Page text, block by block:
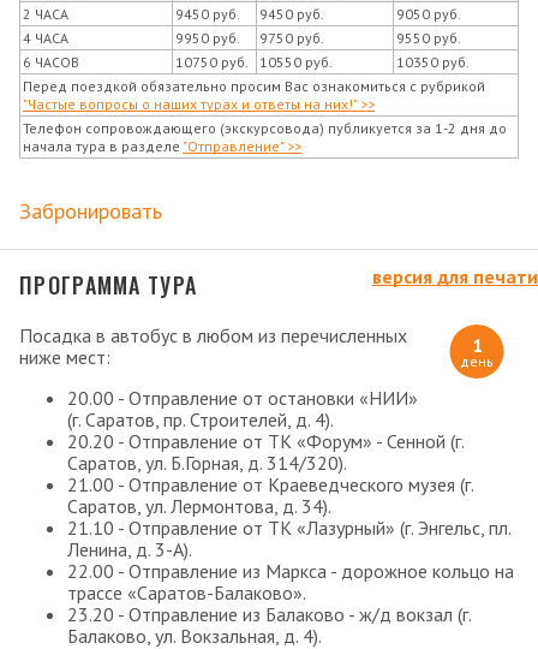
2 ЧАСА
9450 руб. 9450 руб.
9050 руб.
4 ЧАСА
9950 руб. 9750 руб.
9550 руб.
6 ЧАСОВ
10750 руб. 10550 руб.
10350 руб.
Перед поездкой обязательно просим Вас ознакомиться с рубрикой
"Частые вопросы о наших турах и ответы на них!" >>
Телефон сопровождающего (экскурсовода) публикуется за 1-2 дня до
начала тура в разделе "Отправление" >>
Забронировать
ПРОГРАММА ТУРА версия для печати
1
день
Посадка в автобус в любом из перечисленных
ниже мест:
20.00 - Отправление от остановки «НИИ»
(г. Саратов, пр. Строителей, д. 4).
20.20 - Отправление от ТК «Форум» - Сенной (г.
Саратов, ул. Б.Горная, д. 314/320).
21.00 - Отправление от Краеведческого музея (г.
Саратов, ул. Лермонтова, д. 34).
21.10 - Отправление от ТК «Лазурный» (г. Энгельс, пл.
Ленина, д. 3-А).
22.00 - Отправление из Маркса - дорожное кольцо на
трассе «Саратов-Балаково».
23.20 - Отправление из Балаково - ж/д вокзал (г.
Балаково, ул. Вокзальная, д. 4).